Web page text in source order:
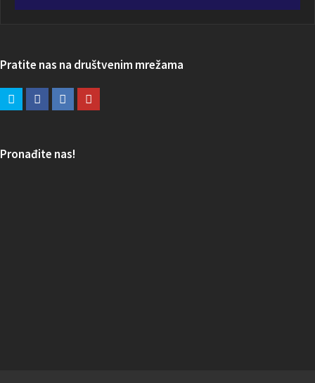
Pratite nas na društvenim mrežama
Pronađite nas!